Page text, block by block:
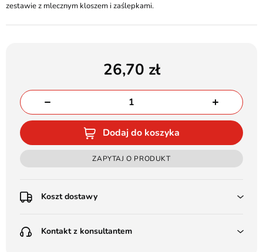
zestawie z mlecznym kloszem i zaślepkami.
26,70
Dodaj do koszyka
ZAPYTAJ O PRODUKT
Koszt dostawy
Poczta Polska Kurier 48H - 11 zł
Kontakt z konsultantem